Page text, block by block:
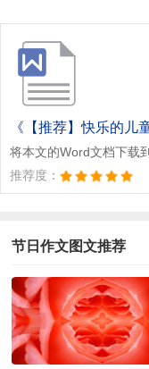
将本文的Word文档下载
推荐度：
节日作文图文推荐